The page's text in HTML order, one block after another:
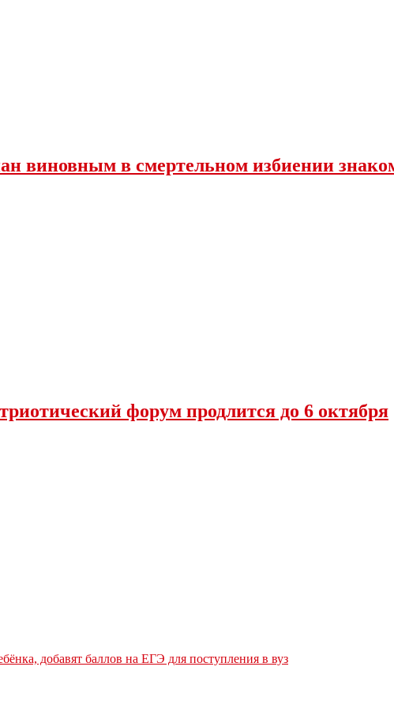
виновным в смертельном избиении
форум продлится до 6 октября
добавят баллов на ЕГЭ для поступления в вуз